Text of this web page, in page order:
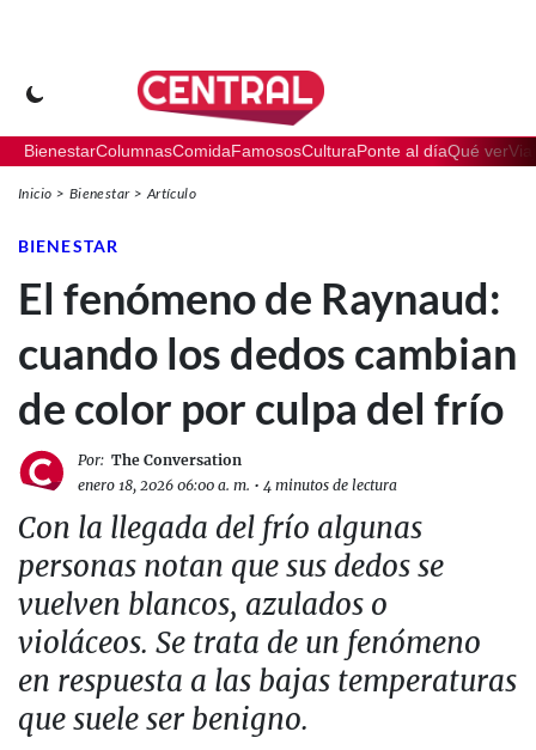
BienestarColumnasComidaFamososCulturaPonte al díaQué ver
Inicio Bienestar Artículo
BIENESTAR
El fenómeno de Raynaud:
cuando los dedos cambian
de color por culpa del frío
Por: The Conversation
enero 18, 2026 06:00 a. m. • 4 minutos de lectura
Con la llegada del frío algunas
personas notan que sus dedos se
vuelven blancos, azulados o
violáceos. Se trata de un fenómeno
en respuesta a las bajas temperaturas
que suele ser benigno.